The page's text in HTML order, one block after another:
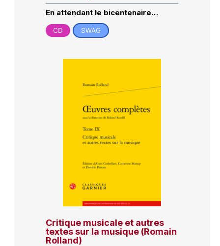
En attendant le bicentenaire…
CD SWAG
Critique musicale et autres
textes sur la musique (Romain
Rolland)